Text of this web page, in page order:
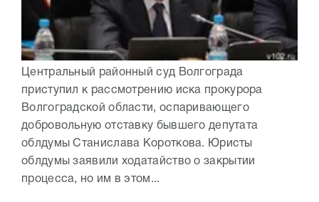
Центральный районный суд Волгограда
приступил к рассмотрению иска прокурора
Волгоградской области, оспаривающего
добровольную отставку бывшего депутата
облдумы Станислава Короткова. Юристы
облдумы заявили ходатайство о закрытии
процесса, но им в этом...